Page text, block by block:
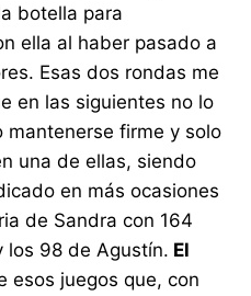
botella para
ella al haber pasado a
Esas dos rondas me
en las siguientes no lo
mantenerse firme y solo
una de ellas, siendo
en más ocasiones
de Sandra con 164
los 98 de Agustín. El
esos juegos que, con